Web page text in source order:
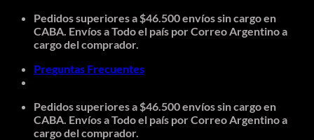
Saltar
contenido
Pedidos superiores a $46.500 envíos sin cargo en
CABA. Envíos a Todo el país por Correo Argentino a
cargo del comprador.
Preguntas Frecuentes
Pedidos superiores a $46.500 envíos sin cargo en
CABA. Envíos a Todo el país por Correo Argentino a
cargo del comprador.